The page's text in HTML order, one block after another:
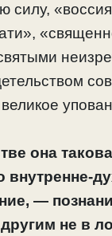
силу,
она
внутренне-
—
не в